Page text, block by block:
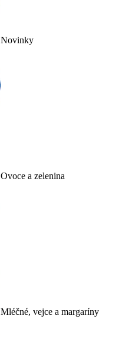
Novinky
Ovoce a zelenina
Mléčné, vejce a margaríny